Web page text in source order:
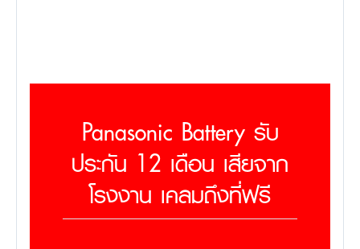
Panasonic Battery รับ
ประกัน 12 เดือน เสียจาก
โรงงาน เคลมถึงที่ฟรี